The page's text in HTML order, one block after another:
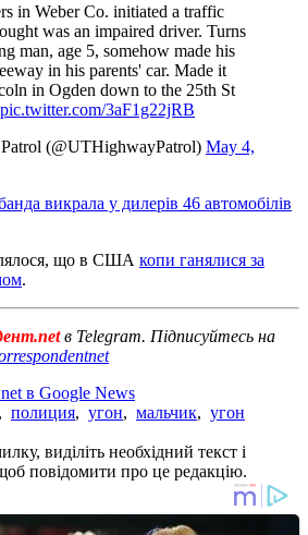
in Weber Co. initiated a traffic
was an impaired driver. Turns
man, age 5, somehow made his
in his parents' car. Made it
in Ogden down to the 25th St
pic.twitter.com/3aF1g22jRB
(@UTHighwayPatrol) May 4,
викрала у дилерів 46 автомобілів
що в США копи ганялися за
.
в Telegram. Підписуйтесь на
в Google News
, полиция, угон, мальчик, угон
виділіть необхідний текст і
повідомити про це редакцію.